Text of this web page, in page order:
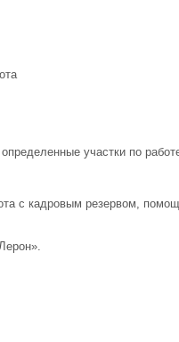
участки по
с кадровым резервом,